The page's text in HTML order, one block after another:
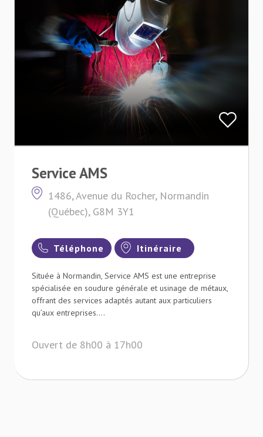
Service AMS
1486, Avenue du Rocher, Normandin
(Québec), G8M 3Y1
Téléphone Itinéraire
Située à Normandin, Service AMS est une entreprise
spécialisée en soudure générale et usinage de métaux,
offrant des services adaptés autant aux particuliers
qu’aux entreprises....
Ouvert de 8h00 à 17h00